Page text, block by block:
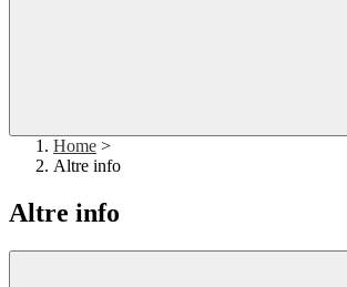
Home >
Altre info
Altre info